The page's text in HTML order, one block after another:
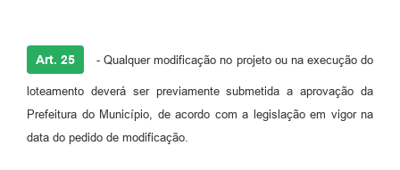
Art. 25 - Qualquer modificação no projeto ou na execução do
loteamento deverá ser previamente submetida a aprovação da
Prefeitura do Município, de acordo com a legislação em vigor na
data do pedido de modificação.